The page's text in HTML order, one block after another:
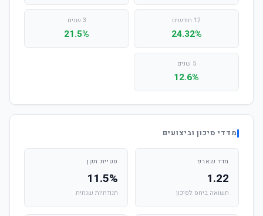
12 חודשים
24.32%
3 שנים
21.5%
5 שנים
12.6%
מדדי סיכון וביצועים
מדד שארפ
1.22
תשואה ביחס לסיכון
סטיית תקן
11.5%
תנודתיות שנתית